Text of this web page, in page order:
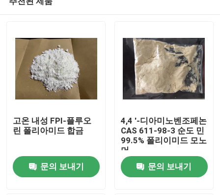
집
고온 내성 FPI-플루오
린 폴리아미드 합금
문의 보내기
4,4 '-디아미노벤조페논
CAS 611-98-3 순도 민
99.5% 폴리이미드 모노
머
문의 보내기